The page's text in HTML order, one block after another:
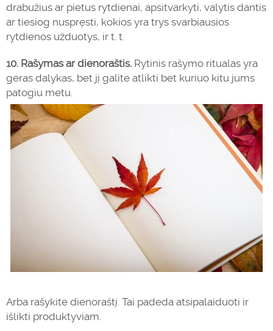
drabužius ar pietus rytdienai, apsitvarkyti, valytis dantis
ar tiesiog nuspręsti, kokios yra trys svarbiausios
rytdienos užduotys, ir t. t.
10. Rašymas ar dienoraštis. Rytinis rašymo ritualas yra
geras dalykas, bet jį galite atlikti bet kuriuo kitu jums
patogiu metu.
Arba rašykite dienoraštį. Tai padeda atsipalaiduoti ir
išlikti produktyviam.